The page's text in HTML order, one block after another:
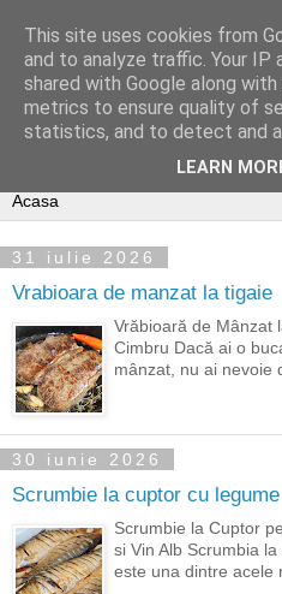
31 iulie 2026
Vrabioara de manzat la tigaie
Vrăbioară de Mânzat
Cimbru Dacă ai o
mânzat, nu ai nevoie
30 iunie 2026
Scrumbie la cuptor cu legume
Scrumbie la Cuptor
si Vin Alb Scrumbia
este una dintre acele
This site uses cookies from
and to analyze traffic. Your IP
shared with Google along
metrics to ensure quality of
statistics, and to detect and
LEARN